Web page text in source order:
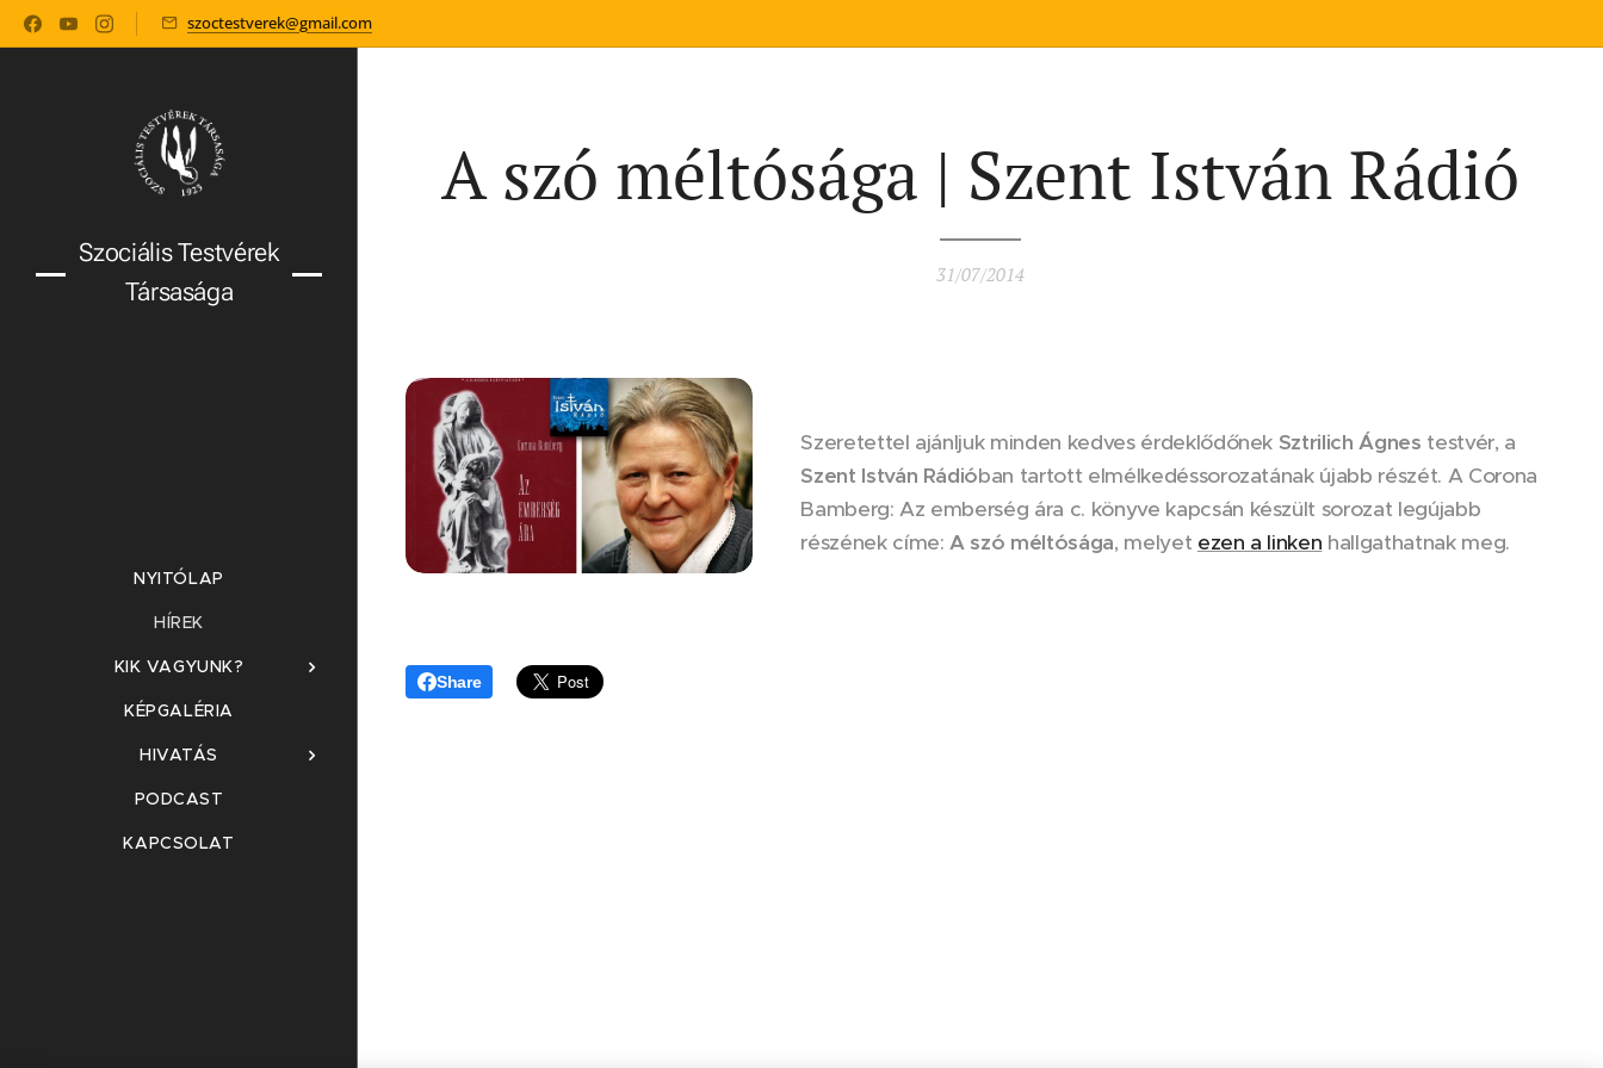
szoctestverek@gmail.com
Szociális Testvérek
Társasága
NYITÓLAP
HÍREK
KIK VAGYUNK?
KÉPGALÉRIA
HIVATÁS
PODCAST
KAPCSOLAT
A szó méltósága | Szent István Rádió
31/07/2014
Szeretettel ajánljuk minden kedves érdeklődőnek Sztrilich Ágnes testvér, a
Szent István Rádióban tartott elmélkedéssorozatának újabb részét. A Corona
Bamberg: Az emberség ára c. könyve kapcsán készült sorozat legújabb
részének címe:A szó méltósága, melyet ezen a linken hallgathatnak meg.
Share